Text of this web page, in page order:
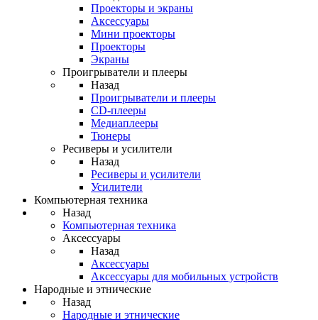
Проекторы и экраны
Аксессуары
Мини проекторы
Проекторы
Экраны
Проигрыватели и плееры
Назад
Проигрыватели и плееры
CD-плееры
Медиаплееры
Тюнеры
Ресиверы и усилители
Назад
Ресиверы и усилители
Усилители
Компьютерная техника
Назад
Компьютерная техника
Аксессуары
Назад
Аксессуары
Аксессуары для мобильных устройств
Народные и этнические
Назад
Народные и этнические